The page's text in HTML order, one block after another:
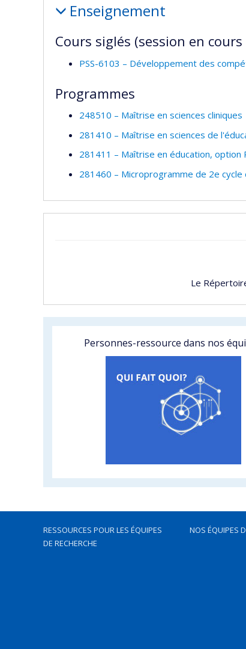
et
encadrement
Enseignement
Cours siglés (session en
PSS-6103 – Développement des
Programmes
248510 – Maîtrise en sciences cliniques
281410 – Maîtrise en sciences de
281411 – Maîtrise en éducation,
281460 – Microprogramme de 2e
Le
Personnes-ressource dans nos
RESSOURCES POUR LES ÉQUIPES
DE RECHERCHE
NOS ÉQUIPES